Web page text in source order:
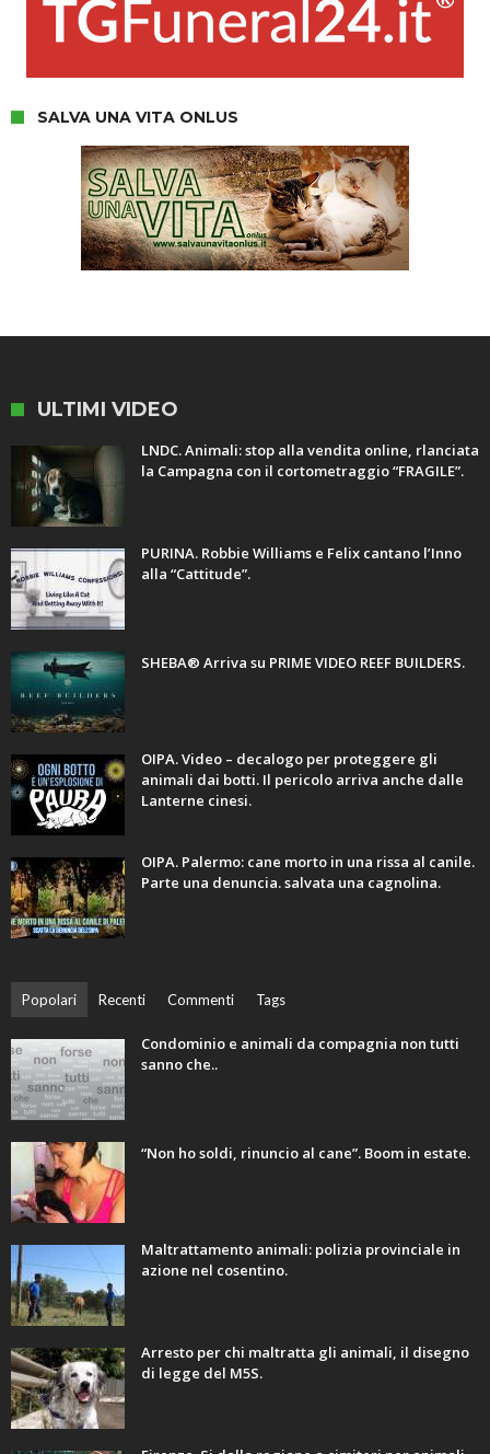
SALVA UNA VITA ONLUS
ULTIMI VIDEO
LNDC. Animali: stop alla vendita online, rlanciata
la Campagna con il cortometraggio “FRAGILE”.
PURINA. Robbie Williams e Felix cantano l’Inno
alla “Cattitude”.
SHEBA® Arriva su PRIME VIDEO REEF BUILDERS.
OIPA. Video – decalogo per proteggere gli
animali dai botti. Il pericolo arriva anche dalle
Lanterne cinesi.
OIPA. Palermo: cane morto in una rissa al canile.
Parte una denuncia. salvata una cagnolina.
Popolari Recenti Commenti Tags
Condominio e animali da compagnia non tutti
sanno che..
“Non ho soldi, rinuncio al cane”. Boom in estate.
Maltrattamento animali: polizia provinciale in
azione nel cosentino.
Arresto per chi maltratta gli animali, il disegno
di legge del M5S.